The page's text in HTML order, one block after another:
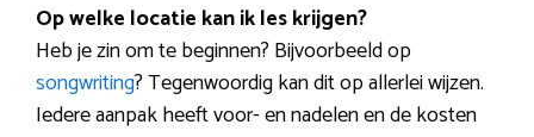
Op welke locatie kan ik les krijgen?
Heb je zin om te beginnen? Bijvoorbeeld op
songwriting? Tegenwoordig kan dit op allerlei wijzen.
Iedere aanpak heeft voor- en nadelen en de kosten